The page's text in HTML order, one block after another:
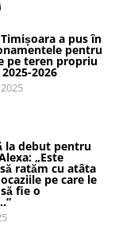
a pus în
pentru
pe teren propriu
2026
la debut pentru
„Este
ratăm cu atâta
pe care le
fie o